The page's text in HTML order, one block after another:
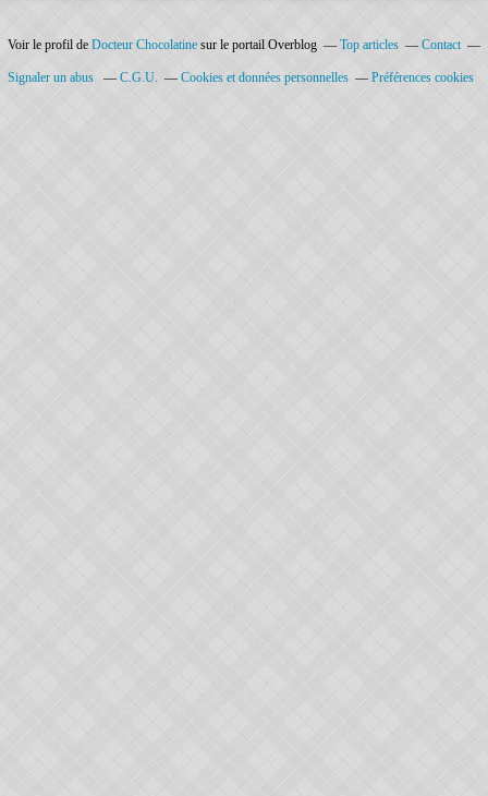
Voir le profil de Docteur Chocolatine sur le portail Overblog Top articles Contact
Signaler un abus C.G.U. Cookies et données personnelles Préférences cookies